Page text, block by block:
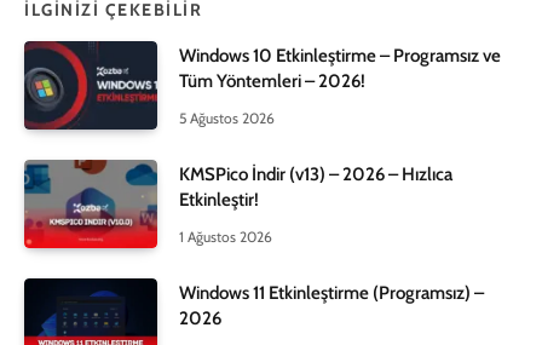
İLGINIZI ÇEKEBILIR
Windows 10 Etkinleştirme – Programsız ve
Tüm Yöntemleri – 2026!
5 Ağustos 2026
KMSPico İndir (v13) – 2026 – Hızlıca
Etkinleştir!
1 Ağustos 2026
Windows 11 Etkinleştirme (Programsız) –
2026